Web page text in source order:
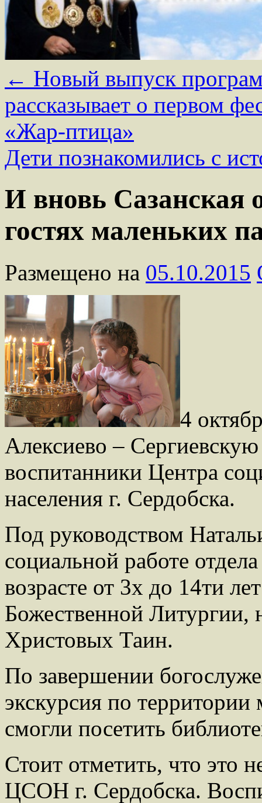
← Новый выпуск
рассказывает о первом
«Жар-птица»
Дети познакомились с
И вновь Сазанская
гостях маленьких
Размещено на 05.10.2015
4
Алексиево –
воспитанники Центра
населения г. Сердобска.
Под руководством
социальной работе
возрасте от 3х до 14ти
Божественной Литургии,
Христовых Таин.
По завершении
экскурсия по
смогли посетить
Стоит отметить, что это
ЦСОН г. Сердобска.